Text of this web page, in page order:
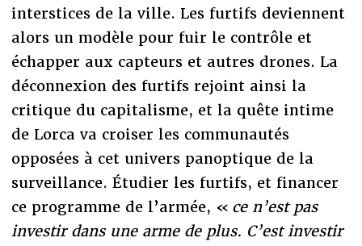
interstices de la ville. Les furtifs deviennent
alors un modèle pour fuir le contrôle et
échapper aux capteurs et autres drones. La
déconnexion des furtifs rejoint ainsi la
critique du capitalisme, et la quête intime
de Lorca va croiser les communautés
opposées à cet univers panoptique de la
surveillance. Étudier les furtifs, et financer
ce programme de l’armée, « ce n’est pas
investir dans une arme de plus. C’est investir